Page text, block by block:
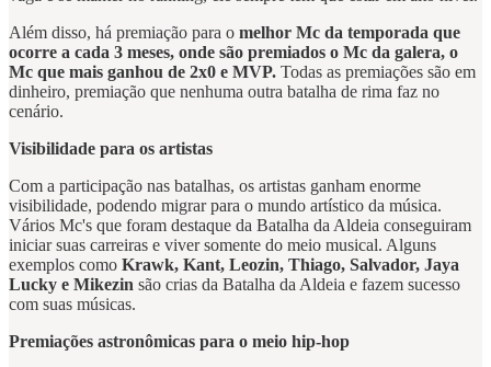
Além disso, há premiação para o melhor Mc da temporada que
ocorre a cada 3 meses, onde são premiados o Mc da galera, o
Mc que mais ganhou de 2x0 e MVP. Todas as premiações são em
dinheiro, premiação que nenhuma outra batalha de rima faz no
cenário.
Visibilidade para os artistas
Com a participação nas batalhas, os artistas ganham enorme
visibilidade, podendo migrar para o mundo artístico da música.
Vários Mc's que foram destaque da Batalha da Aldeia conseguiram
iniciar suas carreiras e viver somente do meio musical. Alguns
exemplos como Krawk, Kant, Leozin, Thiago, Salvador, Jaya
Lucky e Mikezin são crias da Batalha da Aldeia e fazem sucesso
com suas músicas.
Premiações astronômicas para o meio hip-hop